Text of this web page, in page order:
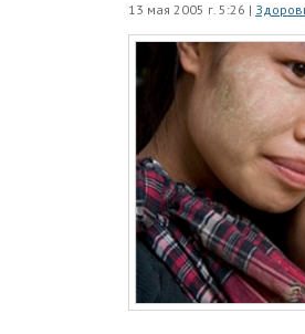
13 мая 2005 г. 5:26 |